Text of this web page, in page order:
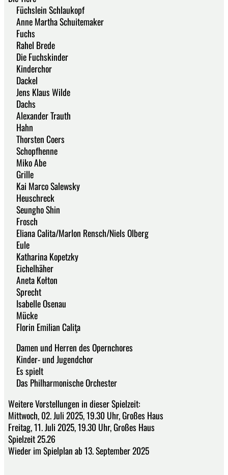
Füchslein Schlaukopf
Anne Martha Schuitemaker
Fuchs
Rahel Brede
Die Fuchskinder
Kinderchor
Dackel
Jens Klaus Wilde
Dachs
Alexander Trauth
Hahn
Thorsten Coers
Schopfhenne
Miko Abe
Grille
Kai Marco Salewsky
Heuschreck
Seungho Shin
Frosch
Eliana Calita/Marlon Rensch/Niels Olberg
Eule
Katharina Kopetzky
Eichelhäher
Aneta Kołton
Sprecht
Isabelle Osenau
Mücke
Florin Emilian Caliţa
Damen und Herren des Opernchores
Kinder- und Jugendchor
Es spielt
Das Philharmonische Orchester
Weitere Vorstellungen in dieser Spielzeit:
Mittwoch, 02. Juli 2025, 19.30 Uhr, Großes Haus
Freitag, 11. Juli 2025, 19.30 Uhr, Großes Haus
Spielzeit 25.26
Wieder im Spielplan ab 13. September 2025